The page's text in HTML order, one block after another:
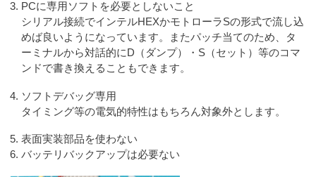
PCに専用ソフトを必要としないこと
シリアル接続でインテルHEXかモトローラSの形式で流し込
めば良いようになっています。またパッチ当てのため、タ
ーミナルから対話的にD（ダンプ）・S（セット）等のコマ
ンドで書き換えることもできます。
ソフトデバッグ専用
タイミング等の電気的特性はもちろん対象外とします。
表面実装部品を使わない
バッテリバックアップは必要ない